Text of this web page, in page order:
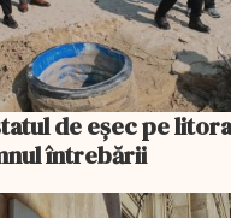
de eșec pe
întrebării